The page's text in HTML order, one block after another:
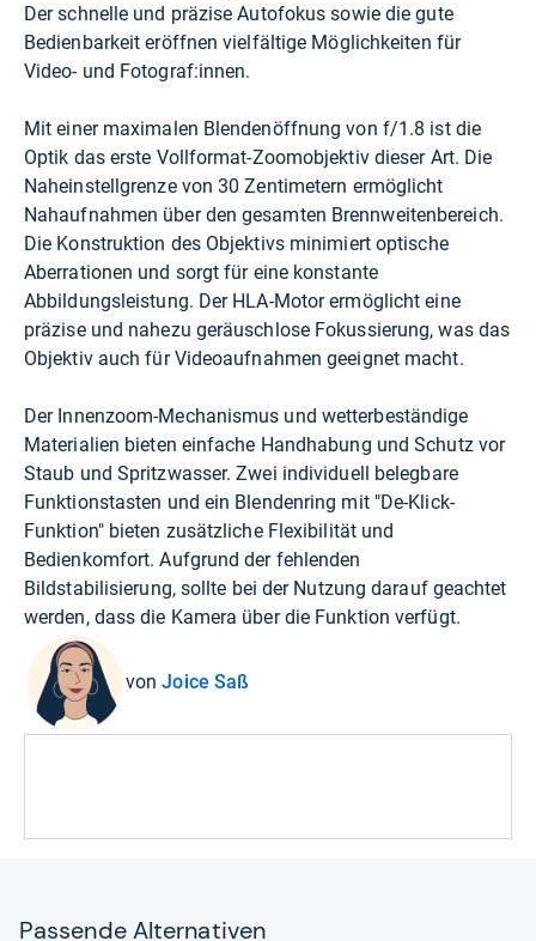
Der schnelle und präzise Autofokus sowie die gute
Bedienbarkeit eröffnen vielfältige Möglichkeiten für
Video- und Fotograf:innen.
Mit einer maximalen Blendenöffnung von f/1.8 ist die
Optik das erste Vollformat-Zoomobjektiv dieser Art. Die
Naheinstellgrenze von 30 Zentimetern ermöglicht
Nahaufnahmen über den gesamten Brennweitenbereich.
Die Konstruktion des Objektivs minimiert optische
Aberrationen und sorgt für eine konstante
Abbildungsleistung. Der HLA-Motor ermöglicht eine
präzise und nahezu geräuschlose Fokussierung, was das
Objektiv auch für Videoaufnahmen geeignet macht.
Der Innenzoom-Mechanismus und wetterbeständige
Materialien bieten einfache Handhabung und Schutz vor
Staub und Spritzwasser. Zwei individuell belegbare
Funktionstasten und ein Blendenring mit "De-Klick-
Funktion" bieten zusätzliche Flexibilität und
Bedienkomfort. Aufgrund der fehlenden
Bildstabilisierung, sollte bei der Nutzung darauf geachtet
werden, dass die Kamera über die Funktion verfügt.
vonJoice Saß
Pas­sende Alter­na­ti­ven